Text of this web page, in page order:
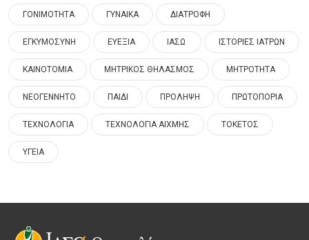
ΓΟΝΙΜΟΤΗΤΑ ΓΥΝΑΙΚΑ ΔΙΑΤΡΟΦΗ
ΕΓΚΥΜΟΣΥΝΗ ΕΥΕΞΙΑ ΙΑΣΩ ΙΣΤΟΡΙΕΣ ΙΑΤΡΩΝ
ΚΑΙΝΟΤΟΜΙΑ ΜΗΤΡΙΚΟΣ ΘΗΛΑΣΜΟΣ ΜΗΤΡΟΤΗΤΑ
ΝΕΟΓΕΝΝΗΤΟ ΠΑΙΔΙ ΠΡΟΛΗΨΗ ΠΡΩΤΟΠΟΡΙΑ
ΤΕΧΝΟΛΟΓΙΑ ΤΕΧΝΟΛΟΓΙΑ ΑΙΧΜΗΣ ΤΟΚΕΤΟΣ
ΥΓΕΙΑ